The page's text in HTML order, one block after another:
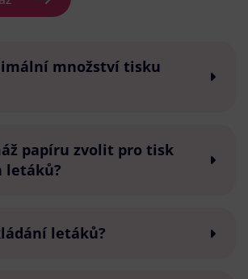
množství tisku
papíru zvolit pro tisk
letáků?
letáků?